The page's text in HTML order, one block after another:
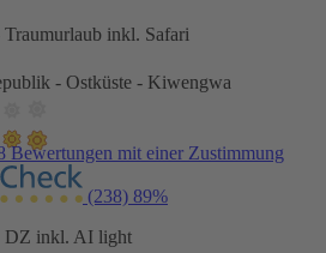
inkl. Safari
- Ostküste - Kiwengwa
Bewertungen mit einer Zustimmung
(238) 89%
DZ inkl. AI light